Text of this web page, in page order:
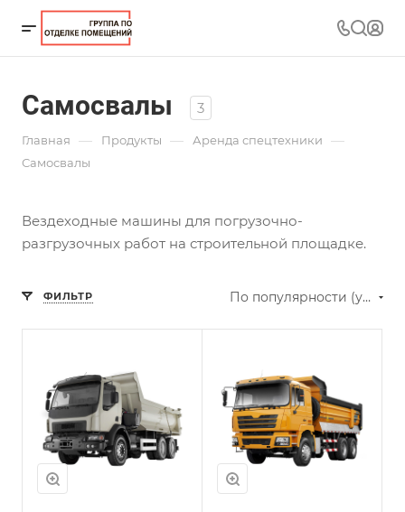
Самосвалы 3
Главная — Продукты — Аренда спецтехники —
Самосвалы
Вездеходные машины для погрузочно-
разгрузочных работ на строительной площадке.
ФИЛЬТР По популярности (убывание)